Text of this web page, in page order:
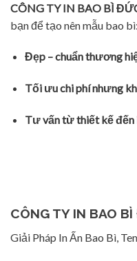
CÔNG TY IN BAO BÌ
bạn để tạo nên mẫu bao bì:
Đẹp – chuẩn thương
Tối ưu chi phí nhưng
Tư vấn từ thiết kế đến
CÔNG TY IN BAO
Giải Pháp In Ấn Bao Bì,